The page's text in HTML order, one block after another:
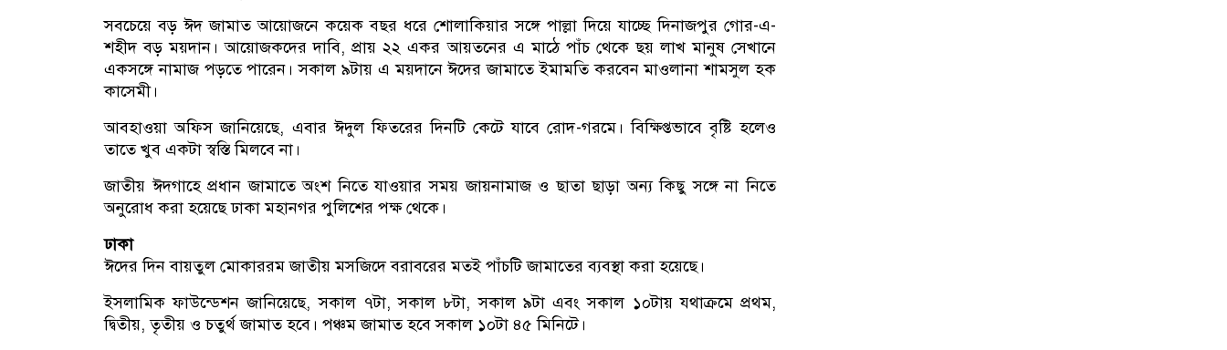
সবচেয়ে বড় ঈদ জামাত আয়োজনে কয়েক বছর ধরে শোলাকিয়ার সঙ্গে পাল্লা দিয়ে যাচ্ছে দিনাজপুর গোর-এ-
শহীদ বড় ময়দান। আয়োজকদের দাবি, প্রায় ২২ একর আয়তনের এ মাঠে পাঁচ থেকে ছয় লাখ মানুষ সেখানে
একসঙ্গে নামাজ পড়তে পারেন। সকাল ৯টায় এ ময়দানে ঈদের জামাতে ইমামতি করবেন মাওলানা শামসুল হক
কাসেমী।
আবহাওয়া অফিস জানিয়েছে, এবার ঈদুল ফিতরের দিনটি কেটে যাবে রোদ-গরমে। বিক্ষিপ্তভাবে বৃষ্টি হলেও
তাতে খুব একটা স্বস্তি মিলবে না।
জাতীয় ঈদগাহে প্রধান জামাতে অংশ নিতে যাওয়ার সময় জায়নামাজ ও ছাতা ছাড়া অন্য কিছু সঙ্গে না নিতে
অনুরোধ করা হয়েছে ঢাকা মহানগর পুলিশের পক্ষ থেকে।
ঢাকা
ঈদের দিন বায়তুল মোকাররম জাতীয় মসজিদে বরাবরের মতই পাঁচটি জামাতের ব্যবস্থা করা হয়েছে।
ইসলামিক ফাউন্ডেশন জানিয়েছে, সকাল ৭টা, সকাল ৮টা, সকাল ৯টা এবং সকাল ১০টায় যথাক্রমে প্রথম,
দ্বিতীয়, তৃতীয় ও চতুর্থ জামাত হবে। পঞ্চম জামাত হবে সকাল ১০টা ৪৫ মিনিটে।